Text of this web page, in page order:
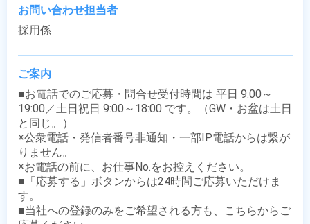
お問い合わせ担当者
採用係
ご案内
■お電話でのご応募・問合せ受付時間は 平日 9:00～
19:00／土日祝日 9:00～18:00 です。（GW・お盆は土日
と同じ。）
※公衆電話・発信者番号非通知・一部IP電話からは繋が
りません。
※お電話の前に、お仕事No.をお控えください。
■「応募する」ボタンからは24時間ご応募いただけま
す。
■当社への登録のみをご希望される方も、こちらからご